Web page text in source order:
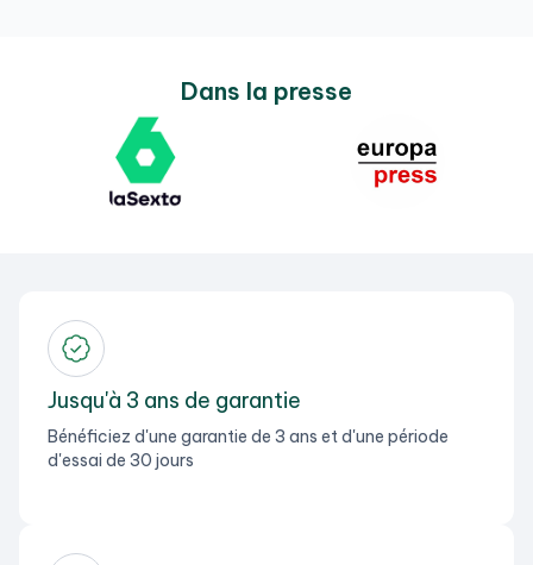
Dans la presse
Jusqu'à 3 ans de garantie
Bénéficiez d'une garantie de 3 ans et d'une période
d'essai de 30 jours